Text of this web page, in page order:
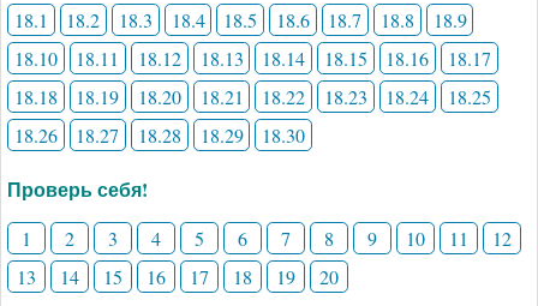
18.1 18.2 18.3 18.4 18.5 18.6 18.7 18.8
18.9
18.10
18.11 18.12 18.13 18.14 18.15 18.16
18.17
18.18
18.19 18.20 18.21 18.22 18.23 18.24
18.25
18.26
18.27 18.28 18.29 18.30
Проверь себя!
1 2 3 4 5 6 7 8 9 10 11
12
13
14 15 16 17 18 19 20